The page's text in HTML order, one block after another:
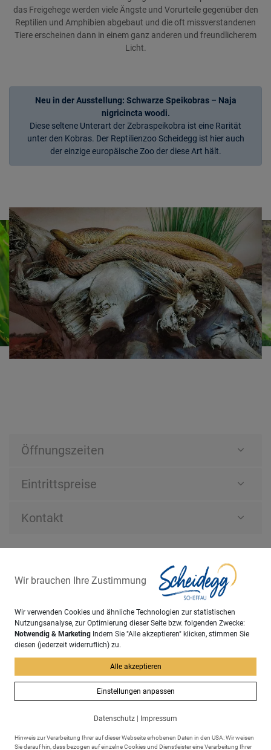
das Freigehege werden viele Ängste und Vorurteile gegenüber den
Reptilien und Amphibien abgebaut und die oft missverstandenen
Tiere erscheinen dann in einem ganz anderen und freundlicherem
Licht.
Neu in der Ausstellung: Schwarze Speikobras – Naja
nigricincta woodi.
Diese seltene Unterart der Zebraspeikobra ist eine Rarität
unter den Kobras. Der Reptilienzoo Scheidegg ist hier auch
der einzige europäische Zoo der diese Art hält.
Öffnungszeiten
Eintrittspreise
Kontakt
Für Besichtigungen durch Schulklassen und
Gruppen nehmen Sie bitte direkt Kontakt mit dem
Reptilienzoo auf.
Machen Sie aus Ihrem Urlaub mehr!
Wir brauchen Ihre Zustimmung
Wir verwenden Cookies und ähnliche Technologien zur statistischen
Nutzungsanalyse, zur Optimierung dieser Seite bzw. folgenden Zwecke:
Notwendig & Marketing Indem Sie "Alle akzeptieren" klicken, stimmen Sie
diesen (jederzeit widerruflich) zu.
Alle akzeptieren
Einstellungen anpassen
Datenschutz Impressum
Hinweis zur Verarbeitung Ihrer auf dieser Webseite erhobenen Daten in den USA: Wir weisen
Sie darauf hin, dass bezogen auf einzelne Cookies und Dienstleister eine Verarbeitung Ihrer